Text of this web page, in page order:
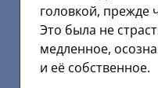
головкой, прежде
Это была не
медленное,
и её собственное.